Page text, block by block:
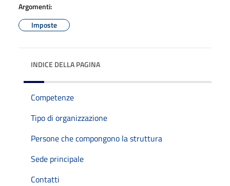
Argomenti:
Imposte
INDICE DELLA PAGINA
Competenze
Tipo di organizzazione
Persone che compongono la struttura
Sede principale
Contatti